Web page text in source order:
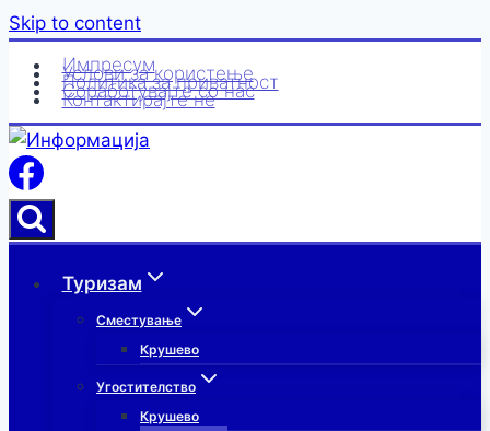
Skip to content
Импресум
Услови за користење
Политика за приватност
Соработувајте со нас
Контактирајте нè
Туризам
Сместување
Крушево
Угостителство
Крушево